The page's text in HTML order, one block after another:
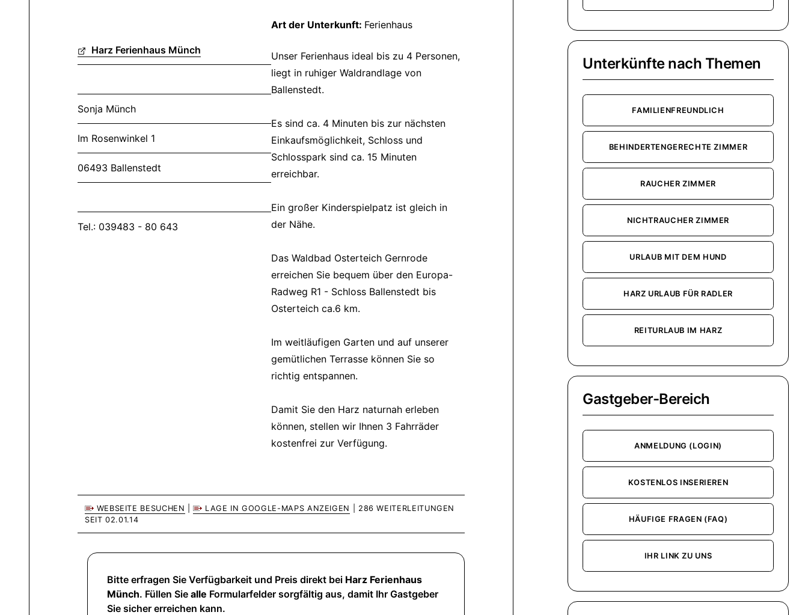
Harz Ferienhaus Münch
Sonja Münch
Im Rosenwinkel 1
06493 Ballenstedt
Tel.: 039483 - 80 643
Art der Unterkunft: Ferienhaus
Unser Ferienhaus ideal bis zu 4 Personen,
liegt in ruhiger Waldrandlage von
Ballenstedt.
Es sind ca. 4 Minuten bis zur nächsten
Einkaufsmöglichkeit, Schloss und
Schlosspark sind ca. 15 Minuten
erreichbar.
Ein großer Kinderspielpatz ist gleich in
der Nähe.
Das Waldbad Osterteich Gernrode
erreichen Sie bequem über den Europa-
Radweg R1 - Schloss Ballenstedt bis
Osterteich ca.6 km.
Im weitläufigen Garten und auf unserer
gemütlichen Terrasse können Sie so
richtig entspannen.
Damit Sie den Harz naturnah erleben
können, stellen wir Ihnen 3 Fahrräder
kostenfrei zur Verfügung.
WEBSEITE BESUCHEN | LAGE IN GOOGLE-MAPS ANZEIGEN
| 286 WEITERLEITUNGEN
SEIT 02.01.14
Bitte erfragen Sie Verfügbarkeit und Preis direkt bei Harz Ferienhaus
Münch. Füllen Sie alle Formularfelder sorgfältig aus, damit Ihr Gastgeber
Sie sicher erreichen kann.
Unterkünfte nach Themen
FAMILIENFREUNDLICH
BEHINDERTENGERECHTE ZIMMER
RAUCHER ZIMMER
NICHTRAUCHER ZIMMER
URLAUB MIT DEM HUND
HARZ URLAUB FÜR RADLER
REITURLAUB IM HARZ
Gastgeber-Bereich
ANMELDUNG (LOGIN)
KOSTENLOS INSERIEREN
HÄUFIGE FRAGEN (FAQ)
IHR LINK ZU UNS